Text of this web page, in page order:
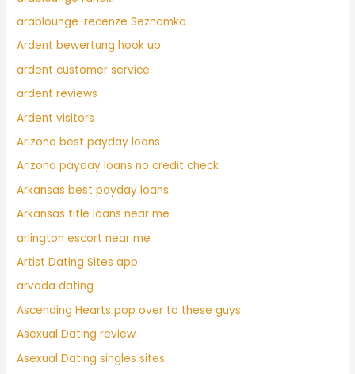
arablounge-recenze Seznamka
Ardent bewertung hook up
ardent customer service
ardent reviews
Ardent visitors
Arizona best payday loans
Arizona payday loans no credit check
Arkansas best payday loans
Arkansas title loans near me
arlington escort near me
Artist Dating Sites app
arvada dating
Ascending Hearts pop over to these guys
Asexual Dating review
Asexual Dating singles sites